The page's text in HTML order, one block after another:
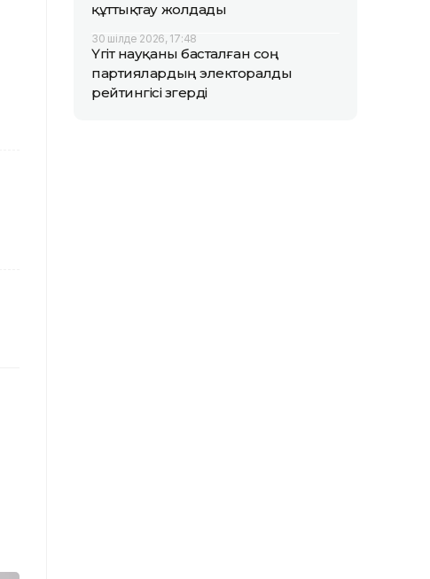
құттықтау жолдады
30 шілде 2026, 17:48
Үгіт науқаны басталған соң
партиялардың электоралды
рейтингісі өзгерді